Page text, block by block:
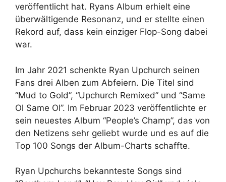
veröffentlicht hat. Ryans Album erhielt eine
überwältigende Resonanz, und er stellte einen
Rekord auf, dass kein einziger Flop-Song dabei
war.
Im Jahr 2021 schenkte Ryan Upchurch seinen
Fans drei Alben zum Abfeiern. Die Titel sind
“Mud to Gold”, “Upchurch Remixed” und “Same
Ol Same Ol”. Im Februar 2023 veröffentlichte er
sein neuestes Album “People’s Champ”, das von
den Netizens sehr geliebt wurde und es auf die
Top 100 Songs der Album-Charts schaffte.
Ryan Upchurchs bekannteste Songs sind